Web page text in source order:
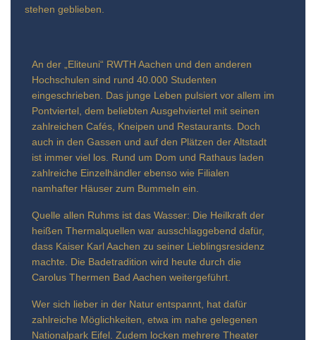
stehen geblieben.
An der „Eliteuni“ RWTH Aachen und den anderen
Hochschulen sind rund 40.000 Studenten
eingeschrieben. Das junge Leben pulsiert vor allem im
Pontviertel, dem beliebten Ausgehviertel mit seinen
zahlreichen Cafés, Kneipen und Restaurants. Doch
auch in den Gassen und auf den Plätzen der Altstadt
ist immer viel los. Rund um Dom und Rathaus laden
zahlreiche Einzelhändler ebenso wie Filialen
namhafter Häuser zum Bummeln ein.
Quelle allen Ruhms ist das Wasser: Die Heilkraft der
heißen Thermalquellen war ausschlaggebend dafür,
dass Kaiser Karl Aachen zu seiner Lieblingsresidenz
machte. Die Badetradition wird heute durch die
Carolus Thermen Bad Aachen weitergeführt.
Wer sich lieber in der Natur entspannt, hat dafür
zahlreiche Möglichkeiten, etwa im nahe gelegenen
Nationalpark Eifel. Zudem locken mehrere Theater